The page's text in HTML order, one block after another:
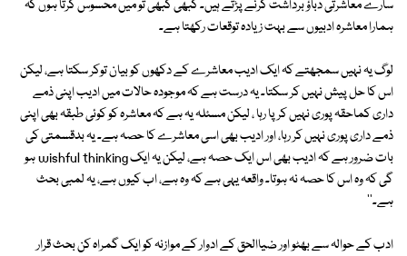
سارے معاشرتی دباؤ برداشت کرنے پڑتے ہیں۔ کبھی کبھی تو میں محسوس کرتا ہوں کہ
ہمارا معاشرہ ادبیوں سے بہت زیادہ توقعات رکھتا ہے۔
لوگ یہ نہیں سمجھتے کہ ایک ادیب معاشرے کے دکھوں کو بیان توکر سکتا ہے، لیکن
اس کا حل پیش نہیں کر سکتا۔ یہ درست ہے کہ موجودہ حالات میں ادیب اپنی ذمے
داری کماحقہ پوری نہیں کر پا رہا ، لیکن مسئلہ یہ ہے کہ معاشرہ کو کوئی طبقہ بھی اپنی
ذمے داری پوری نہیں کر رہا، اور ادیب بھی اسی معاشرے کا حصہ ہے۔ یہ بدقسمتی کی
بات ضرور ہے کہ ادیب بھی اس ایک حصہ ہے، لیکن یہ ایک wishful thinking ہو
گی کہ وہ اس کا حصہ نہ ہوتا۔ واقعہ یہی ہے کہ وہ ہے، اب کیوں ہے، یہ لمبی بحث
ہے۔''
ادب کے حوالہ سے بھٹو اور ضیاالحق کے ادوار کے موازنہ کو ایک گمراہ کن بحث قرار